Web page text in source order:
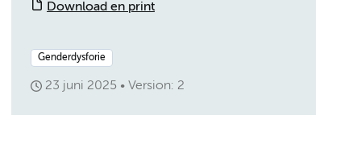
Download en print
Genderdysforie
23 juni 2025 Version: 2